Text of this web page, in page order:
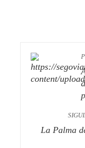
La Palma